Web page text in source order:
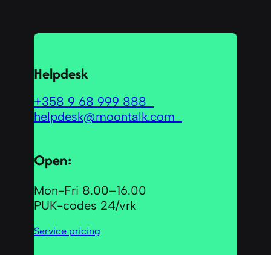
Helpdesk
+358 9 68 999 888
helpdesk@moontalk.com
Open:
Mon-Fri 8.00–16.00
PUK-codes 24/vrk
Service pricing